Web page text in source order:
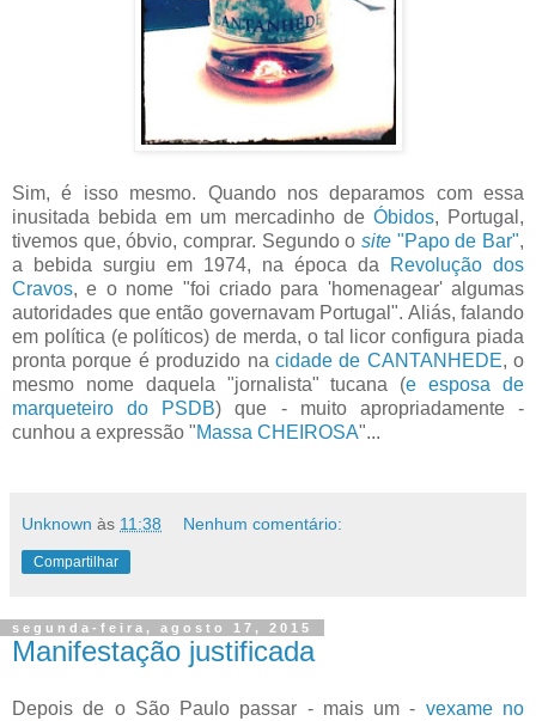
Sim, é isso mesmo. Quando nos deparamos com essa
inusitada bebida em um mercadinho de Óbidos, Portugal,
tivemos que, óbvio, comprar. Segundo o site "Papo de Bar",
a bebida surgiu em 1974, na época da
Revolução dos
Cravos, e o nome "foi criado para 'homenagear' algumas
autoridades que então governavam Portugal". Aliás, falando
em política (e políticos) de merda, o tal licor configura piada
pronta porque é produzido na cidade de CANTANHEDE, o
mesmo nome daquela "jornalista" tucana (e esposa de
marqueteiro do PSDB) que - muito apropriadamente -
cunhou a expressão "Massa CHEIROSA"...
Unknown às 11:38 Nenhum comentário:
Compartilhar
segunda-feira, agosto 17, 2015
Manifestação justificada
Depois de o São Paulo passar - mais um - vexame no